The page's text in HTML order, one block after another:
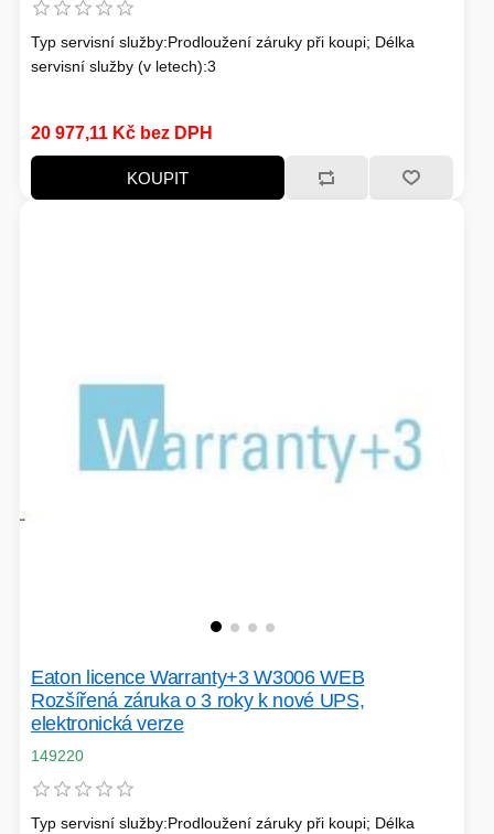
Typ servisní služby:Prodloužení záruky při koupi; Délka
servisní služby (v letech):3
20 977,11 Kč bez DPH
KOUPIT
Eaton licence Warranty+3 W3006 WEB
Rozšířená záruka o 3 roky k nové UPS,
elektronická verze
149220
Typ servisní služby:Prodloužení záruky při koupi; Délka